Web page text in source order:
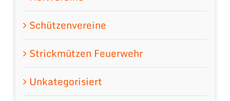
Schützenvereine
Strickmützen Feuerwehr
Unkategorisiert